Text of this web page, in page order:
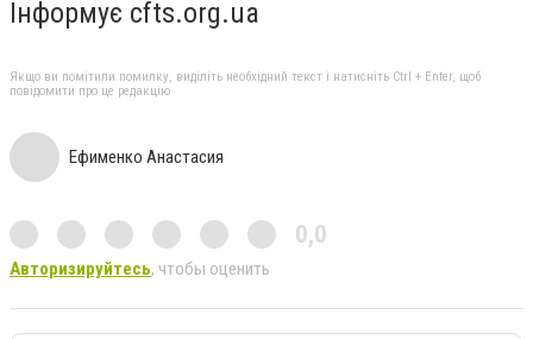
Інформує cfts.org.ua
Якщо ви помітили помилку, виділіть необхідний текст і натисніть Ctrl + Enter, щоб
повідомити про це редакцію
Ефименко Анастасия
0,0
Авторизируйтесь, чтобы оценить